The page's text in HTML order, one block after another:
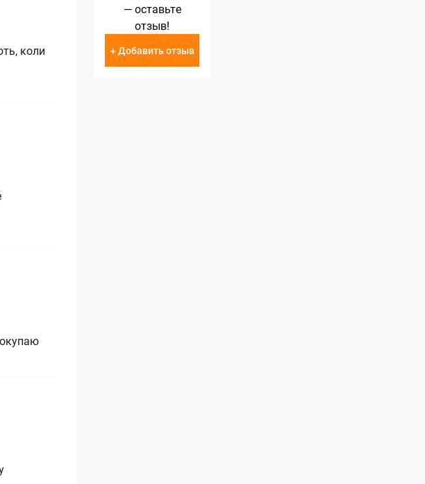
— оставьте
отзыв!
+ Добавить отзыв
коли